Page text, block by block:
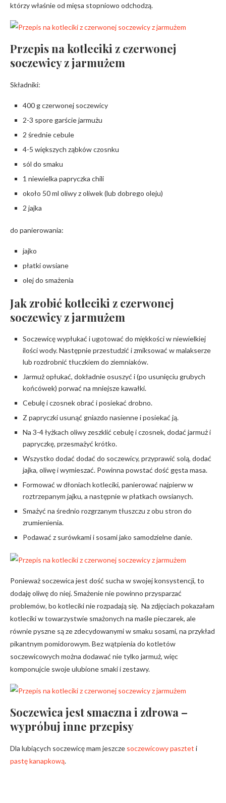
którzy właśnie od mięsa stopniowo odchodzą.
Przepis na kotleciki z czerwonej
soczewicy z jarmużem
Składniki:
400 g czerwonej soczewicy
2-3 spore garście jarmużu
2 średnie cebule
4-5 większych ząbków czosnku
sól do smaku
1 niewielka papryczka chili
około 50 ml oliwy z oliwek (lub dobrego oleju)
2 jajka
do panierowania:
jajko
płatki owsiane
olej do smażenia
Jak zrobić kotleciki z czerwonej
soczewicy z jarmużem
Soczewicę wypłukać i ugotować do miękkości w niewielkiej
ilości wody. Następnie przestudzić i zmiksować w malakserze
lub rozdrobnić tłuczkiem do ziemniaków.
Jarmuż opłukać, dokładnie osuszyć i (po usunięciu grubych
końcówek) porwać na mniejsze kawałki.
Cebulę i czosnek obrać i posiekać drobno.
Z papryczki usunąć gniazdo nasienne i posiekać ją.
Na 3-4 łyżkach oliwy zeszklić cebulę i czosnek, dodać jarmuż i
papryczkę, przesmażyć krótko.
Wszystko dodać dodać do soczewicy, przyprawić solą, dodać
jajka, oliwę i wymieszać. Powinna powstać dość gęsta masa.
Formować w dłoniach kotleciki, panierować najpierw w
roztrzepanym jajku, a następnie w płatkach owsianych.
Smażyć na średnio rozgrzanym tłuszczu z obu stron do
zrumienienia.
Podawać z surówkami i sosami jako samodzielne danie.
Ponieważ soczewica jest dość sucha w swojej konsystencji, to
dodaję oliwę do niej. Smażenie nie powinno przysparzać
problemów, bo kotleciki nie rozpadają się. Na zdjęciach pokazałam
kotleciki w towarzystwie smażonych na maśle pieczarek, ale
równie pyszne są ze zdecydowanymi w smaku sosami, na przykład
pikantnym pomidorowym. Bez wątpienia do kotletów
soczewicowych można dodawać nie tylko jarmuż, więc
komponujcie swoje ulubione smaki i zestawy.
Soczewica jest smaczna i zdrowa –
wypróbuj inne przepisy
Dla lubiących soczewicę mam jeszcze soczewicowy pasztet i
pastę kanapkową.